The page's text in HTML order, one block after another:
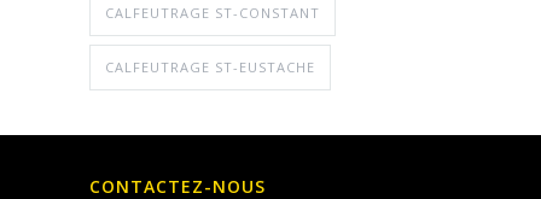
CALFEUTRAGE ST-CONSTANT
CALFEUTRAGE ST-EUSTACHE
CONTACTEZ-NOUS